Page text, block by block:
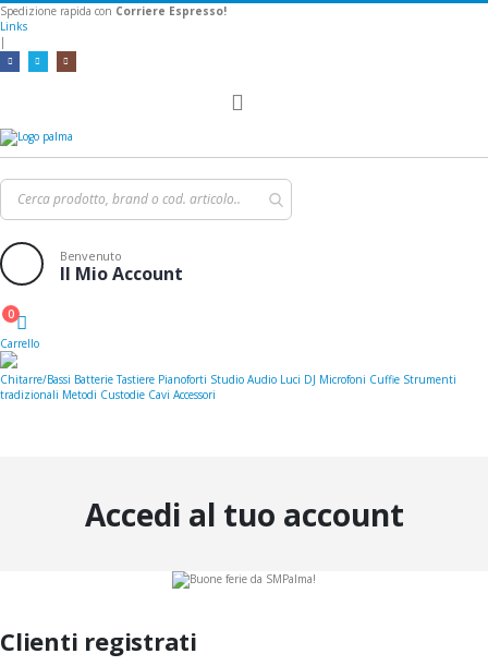
Spedizione rapida con Corriere Espresso!
Links
|
Benvenuto
Il Mio Account
Cart
0
Carrello
Chitarre/Bassi Batterie Tastiere Pianoforti Studio Audio Luci DJ Microfoni Cuffie Strumenti
tradizionali Metodi Custodie Cavi Accessori
Accedi al tuo account
Clienti registrati